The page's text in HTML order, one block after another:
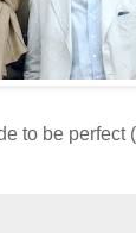
to be perfect